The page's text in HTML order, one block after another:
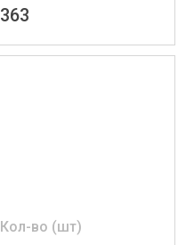
363
Кол-во (шт)